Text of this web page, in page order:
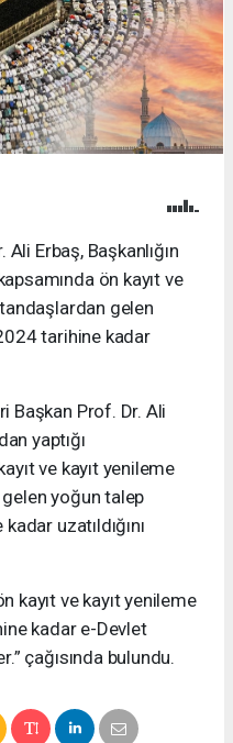
Erbaş, Başkanlığın
ön kayıt ve
gelen
tarihine kadar
Başkan Prof. Dr. Ali
yaptığı
ve kayıt yenileme
yoğun talep
uzatıldığını
kayıt ve kayıt yenileme
kadar e-Devlet
çağısında bulundu.